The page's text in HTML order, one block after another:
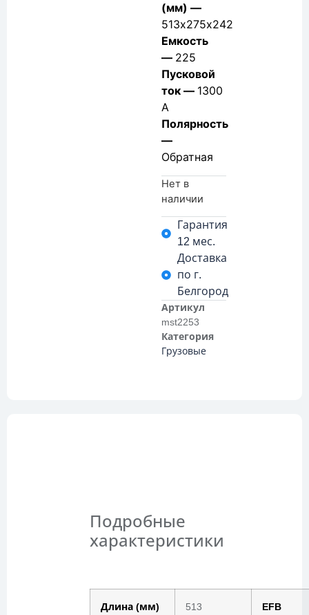
(мм) —
513х275х242
Емкость
— 225
Пусковой
ток — 1300
А
Полярность
—
Обратная
Нет в
наличии
Гарантия
12 мес.
Доставка
по г.
Белгород
Артикул
mst2253
Категория
Грузовые
Подробные
характеристики
Длина (мм) 513 EFB